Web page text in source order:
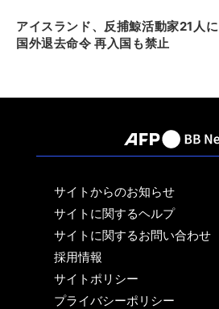
アイスランド、反捕鯨活動家21人に
国外退去命令 再入国も禁止
サイトからのお知らせ
サイトに関するヘルプ
サイトに関するお問い合わせ
採用情報
サイトポリシー
プライバシーポリシー